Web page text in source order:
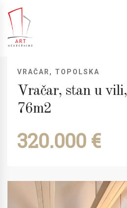
VRAČAR, TOPOLSKA
Vračar, stan u vili,
76m2
320.000 €